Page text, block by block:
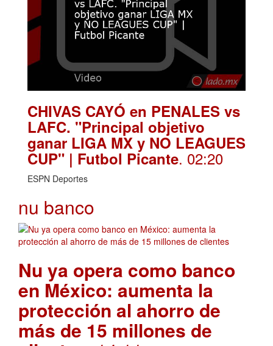
CHIVAS CAYÓ en PENALES vs
LAFC. "Principal objetivo
ganar LIGA MX y NO LEAGUES
CUP" | Futbol Picante. 02:20
ESPN Deportes
nu banco
Nu ya opera como banco
en México: aumenta la
protección al ahorro de
más de 15 millones de